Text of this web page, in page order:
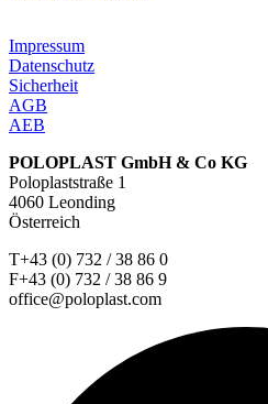
Impressum
Datenschutz
Sicherheit
AGB
AEB
POLOPLAST GmbH & Co KG
Poloplaststraße 1
4060 Leonding
Österreich
T+43 (0) 732 / 38 86 0
F+43 (0) 732 / 38 86 9
office@poloplast.com